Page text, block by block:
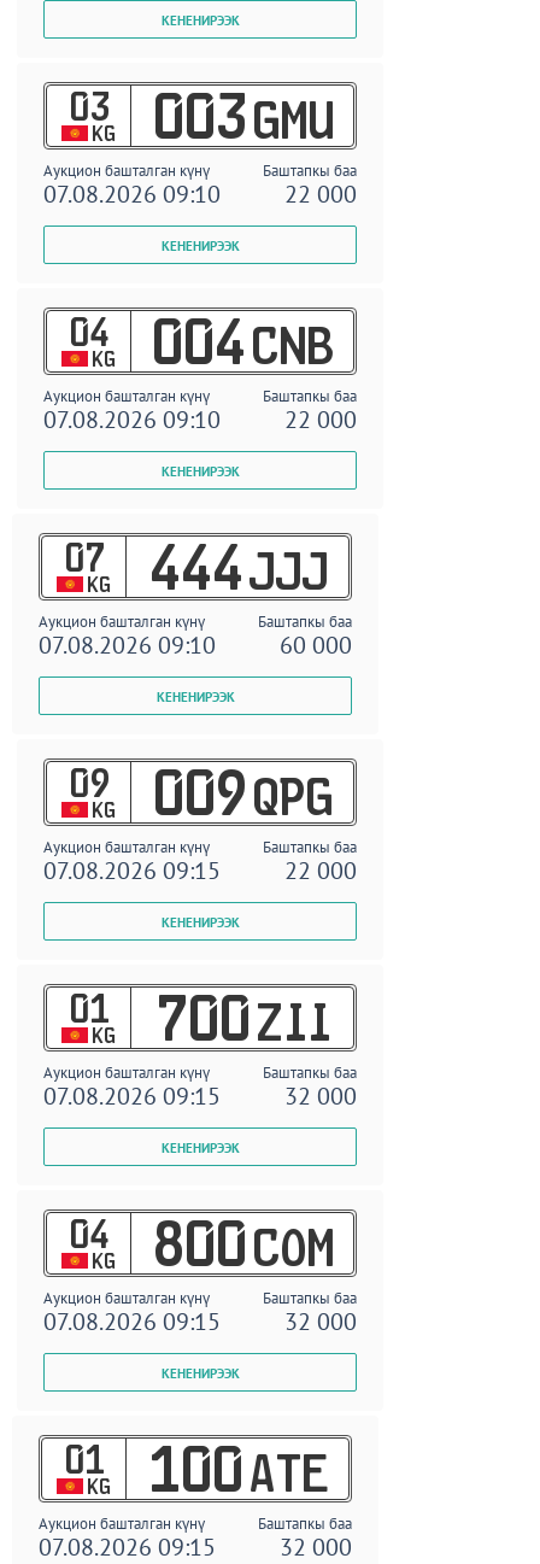
03
KG 003 GMU
Аукцион башталган күнү Баштапкы баа
07.08.2026 09:10 22 000
04
KG 004 CNB
Аукцион башталган күнү Баштапкы баа
07.08.2026 09:10 22 000
07
KG 444 JJJ
Аукцион башталган күнү Баштапкы баа
07.08.2026 09:10 60 000
09
KG 009 QPG
Аукцион башталган күнү Баштапкы баа
07.08.2026 09:15 22 000
01
KG 700 ZII
Аукцион башталган күнү Баштапкы баа
07.08.2026 09:15 32 000
04
KG 800 COM
Аукцион башталган күнү Баштапкы баа
07.08.2026 09:15 32 000
01
KG 100 ATE
Аукцион башталган күнү Баштапкы баа
07.08.2026 09:15 32 000